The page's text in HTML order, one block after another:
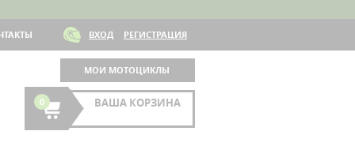
ВХОД РЕГИСТРАЦИЯ
МОИ МОТОЦИКЛЫ
0 ВАША КОРЗИНА